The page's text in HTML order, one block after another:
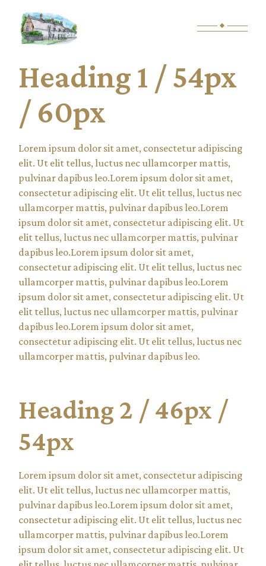
Heading 1 / 54px
/ 60px
Lorem ipsum dolor sit amet, consectetur adipiscing
elit. Ut elit tellus, luctus nec ullamcorper mattis,
pulvinar dapibus leo.Lorem ipsum dolor sit amet,
consectetur adipiscing elit. Ut elit tellus, luctus nec
ullamcorper mattis, pulvinar dapibus leo.Lorem
ipsum dolor sit amet, consectetur adipiscing elit. Ut
elit tellus, luctus nec ullamcorper mattis, pulvinar
dapibus leo.Lorem ipsum dolor sit amet,
consectetur adipiscing elit. Ut elit tellus, luctus nec
ullamcorper mattis, pulvinar dapibus leo.Lorem
ipsum dolor sit amet, consectetur adipiscing elit. Ut
elit tellus, luctus nec ullamcorper mattis, pulvinar
dapibus leo.Lorem ipsum dolor sit amet,
consectetur adipiscing elit. Ut elit tellus, luctus nec
ullamcorper mattis, pulvinar dapibus leo.
Heading 2 / 46px /
54px
Lorem ipsum dolor sit amet, consectetur adipiscing
elit. Ut elit tellus, luctus nec ullamcorper mattis,
pulvinar dapibus leo.Lorem ipsum dolor sit amet,
consectetur adipiscing elit. Ut elit tellus, luctus nec
ullamcorper mattis, pulvinar dapibus leo.Lorem
ipsum dolor sit amet, consectetur adipiscing elit. Ut